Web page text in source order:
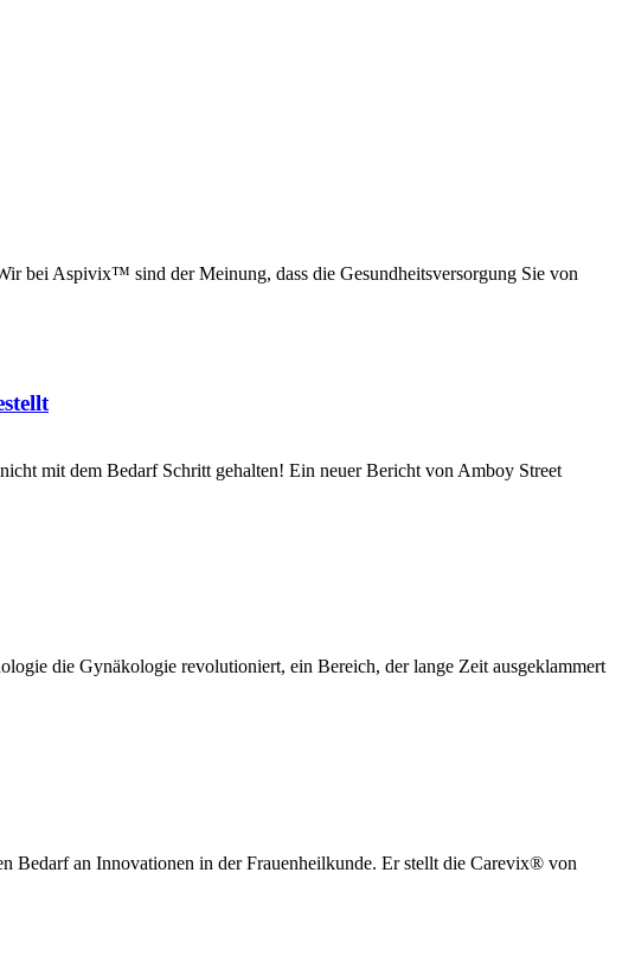
bei Aspivix™ sind der Meinung, dass die Gesundheitsversorgung Sie von
mit dem Bedarf Schritt gehalten! Ein neuer Bericht von Amboy Street
die Gynäkologie revolutioniert, ein Bereich, der lange Zeit ausgeklammert
Bedarf an Innovationen in der Frauenheilkunde. Er stellt die Carevix® von